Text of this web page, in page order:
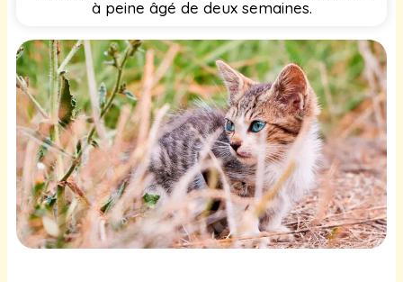
à peine âgé de deux semaines.